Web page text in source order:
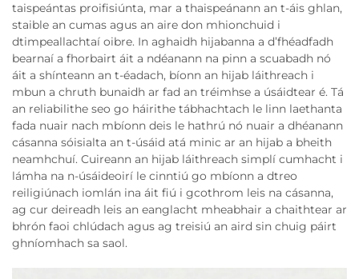
taispeántas proifisiúnta, mar a thaispeánann an t-áis ghlan,
staible an cumas agus an aire don mhionchuid i
dtimpeallachtaí oibre. In aghaidh hijabanna a d’fhéadfadh
bearnaí a fhorbairt áit a ndéanann na pinn a scuabadh nó
áit a shínteann an t-éadach, bíonn an hijab láithreach i
mbun a chruth bunaidh ar fad an tréimhse a úsáidtear é. Tá
an reliabilithe seo go háirithe tábhachtach le linn laethanta
fada nuair nach mbíonn deis le hathrú nó nuair a dhéanann
cásanna sóisialta an t-úsáid atá minic ar an hijab a bheith
neamhchuí. Cuireann an hijab láithreach simplí cumhacht i
lámha na n-úsáideoirí le cinntiú go mbíonn a dtreo
reiligiúnach iomlán ina áit fiú i gcothrom leis na cásanna,
ag cur deireadh leis an eanglacht mheabhair a chaithtear ar
bhrón faoi chlúdach agus ag treisiú an aird sin chuig páirt
ghníomhach sa saol.